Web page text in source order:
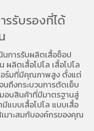
รรับรองที่ได้
การรับผลิตเสื้อช็อป
ผลิตเสื้อโปโล เสื้อโปโล
ร์มที่มีคุณภาพสูง ตั้งแต่
ถึงกระบวนการตัดเย็บ
อบสินค้าที่มีมาตรฐานสู่
มีแบบเสื้อโปโล แบบเสื้อ
มาะสมกับองค์กรของคุณ